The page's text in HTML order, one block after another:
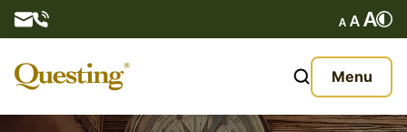
Menu
O nas